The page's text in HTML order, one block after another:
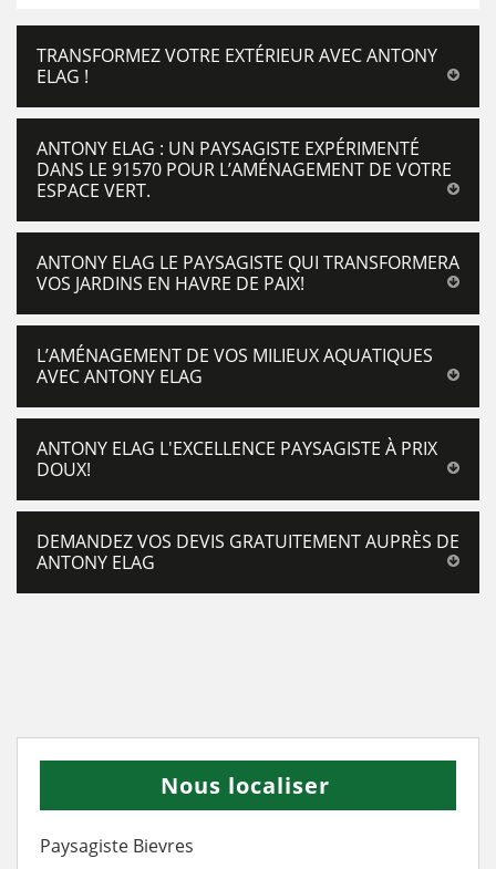
TRANSFORMEZ VOTRE EXTÉRIEUR AVEC ANTONY
ELAG !
ANTONY ELAG : UN PAYSAGISTE EXPÉRIMENTÉ
DANS LE 91570 POUR L’AMÉNAGEMENT DE VOTRE
ESPACE VERT.
ANTONY ELAG LE PAYSAGISTE QUI TRANSFORMERA
VOS JARDINS EN HAVRE DE PAIX!
L’AMÉNAGEMENT DE VOS MILIEUX AQUATIQUES
AVEC ANTONY ELAG
ANTONY ELAG L'EXCELLENCE PAYSAGISTE À PRIX
DOUX!
DEMANDEZ VOS DEVIS GRATUITEMENT AUPRÈS DE
ANTONY ELAG
Nous localiser
Paysagiste Bievres